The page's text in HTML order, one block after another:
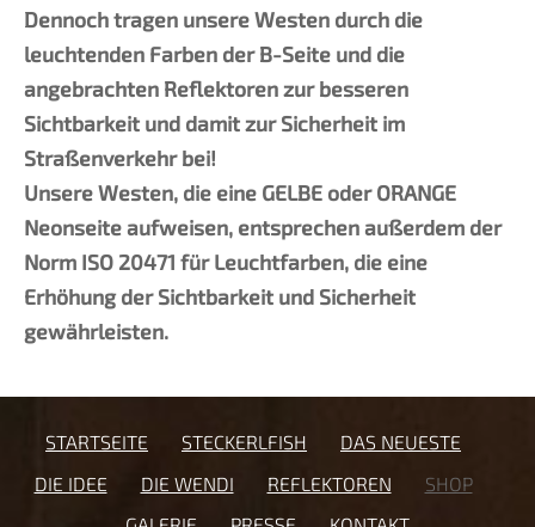
Dennoch tragen unsere Westen durch die
leuchtenden Farben der B-Seite und die
angebrachten Reflektoren zur besseren
Sichtbarkeit und damit zur Sicherheit im
Straßenverkehr bei!
Unsere Westen, die eine GELBE oder ORANGE
Neonseite aufweisen, entsprechen außerdem der
Norm ISO 20471 für Leuchtfarben, die eine
Erhöhung der Sichtbarkeit und Sicherheit
gewährleisten.
STARTSEITE STECKERLFISH
DAS NEUESTE
DIE IDEE
DIE WENDI REFLEKTOREN
SHOP